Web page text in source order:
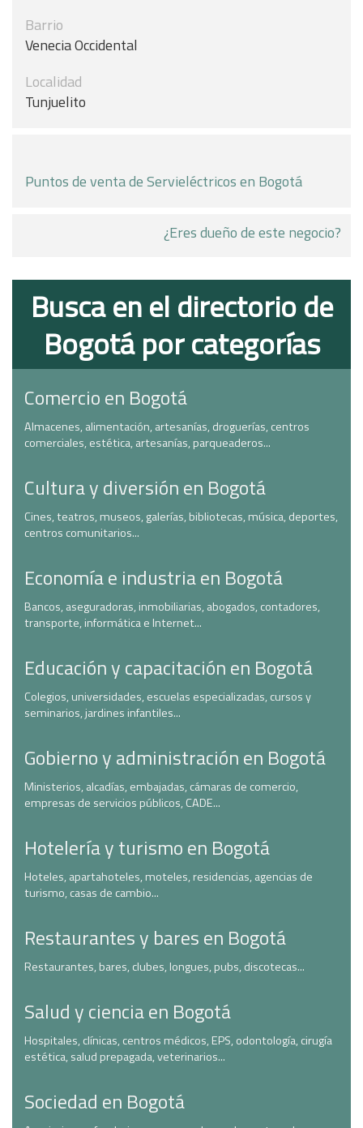
Barrio
Venecia Occidental
Localidad
Tunjuelito
Puntos de venta de Servieléctricos en Bogotá
¿Eres dueño de este negocio?
Busca en el directorio de
Bogotá por categorías
Comercio en Bogotá
Almacenes, alimentación, artesanías, droguerías, centros
comerciales, estética, artesanías, parqueaderos...
Cultura y diversión en Bogotá
Cines, teatros, museos, galerías, bibliotecas, música, deportes,
centros comunitarios...
Economía e industria en Bogotá
Bancos, aseguradoras, inmobiliarias, abogados, contadores,
transporte, informática e Internet...
Educación y capacitación en Bogotá
Colegios, universidades, escuelas especializadas, cursos y
seminarios, jardines infantiles...
Gobierno y administración en Bogotá
Ministerios, alcadías, embajadas, cámaras de comercio,
empresas de servicios públicos, CADE...
Hotelería y turismo en Bogotá
Hoteles, apartahoteles, moteles, residencias, agencias de
turismo, casas de cambio...
Restaurantes y bares en Bogotá
Restaurantes, bares, clubes, longues, pubs, discotecas...
Salud y ciencia en Bogotá
Hospitales, clínicas, centros médicos, EPS, odontología, cirugía
estética, salud prepagada, veterinarios...
Sociedad en Bogotá